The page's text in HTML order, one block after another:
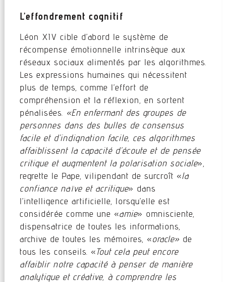
L’effondrement cognitif
Léon XIV cible d’abord le système de
récompense émotionnelle intrinsèque aux
réseaux sociaux alimentés par les algorithmes.
Les expressions humaines qui nécessitent
plus de temps, comme l’effort de
compréhension et la réflexion, en sortent
pénalisées. «En enfermant des groupes de
personnes dans des bulles de consensus
facile et d’indignation facile, ces algorithmes
affaiblissent la capacité d’écoute et de pensée
critique et augmentent la polarisation sociale»,
regrette le Pape, vilipendant de surcroît «la
confiance naïve et acritique» dans
l’intelligence artificielle, lorsqu’elle est
considérée comme une «amie» omnisciente,
dispensatrice de toutes les informations,
archive de toutes les mémoires, «oracle» de
tous les conseils. «Tout cela peut encore
affaiblir notre capacité à penser de manière
analytique et créative, à comprendre les